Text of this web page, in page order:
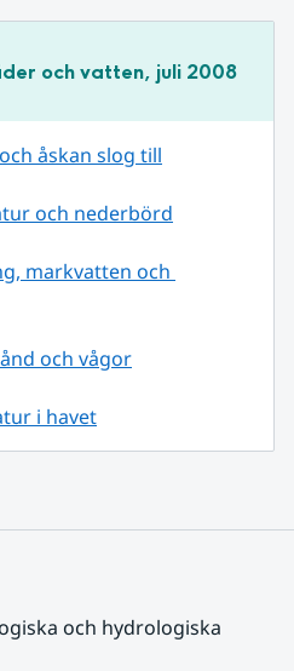
och vatten, juli 2008
åskan slog till
och nederbörd
markvatten och
och vågor
i havet
och hydrologiska